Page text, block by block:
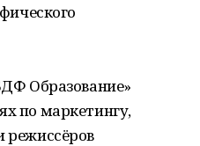
Образование»
по маркетингу,